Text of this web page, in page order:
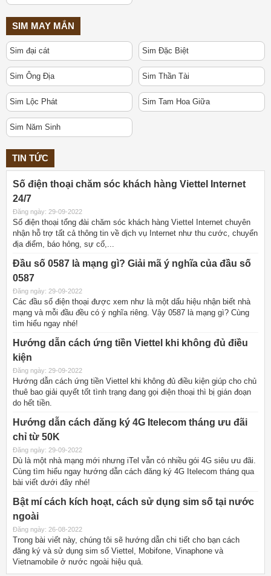
SIM MAY MẮN
Sim đại cát Sim Đặc Biệt
Sim Ông Địa Sim Thần Tài
Sim Lộc Phát Sim Tam Hoa Giữa
Sim Năm Sinh
TIN TỨC
Số điện thoại chăm sóc khách hàng Viettel Internet
24/7
Đăng ngày: 29-09-2022
Số điện thoại tổng đài chăm sóc khách hàng Viettel Internet chuyên
nhận hỗ trợ tất cả thông tin về dịch vụ Internet như thu cước, chuyển
địa điểm, báo hỏng, sự cố,...
Đầu số 0587 là mạng gì? Giải mã ý nghĩa của đầu số
0587
Đăng ngày: 29-09-2022
Các đầu số điện thoại được xem như là một dấu hiệu nhận biết nhà
mạng và mỗi đầu đều có ý nghĩa riêng. Vậy 0587 là mạng gì? Cùng
tìm hiểu ngay nhé!
Hướng dẫn cách ứng tiền Viettel khi không đủ điều
kiện
Đăng ngày: 29-09-2022
Hướng dẫn cách ứng tiền Viettel khi không đủ điều kiện giúp cho chủ
thuê bao giải quyết tốt tình trạng đang gọi điện thoại thì bị gián đoạn
do hết tiền.
Hướng dẫn cách đăng ký 4G Itelecom tháng ưu đãi
chỉ từ 50K
Đăng ngày: 29-09-2022
Dù là một nhà mạng mới nhưng iTel vẫn có nhiều gói 4G siêu ưu đãi.
Cùng tìm hiểu ngay hướng dẫn cách đăng ký 4G Itelecom tháng qua
bài viết dưới đây nhé!
Bật mí cách kích hoạt, cách sử dụng sim số tại nước
ngoài
Đăng ngày: 26-08-2022
Trong bài viết này, chúng tôi sẽ hướng dẫn chi tiết cho bạn cách
đăng ký và sử dụng sim số Viettel, Mobifone, Vinaphone và
Vietnamobile ở nước ngoài hiệu quả.